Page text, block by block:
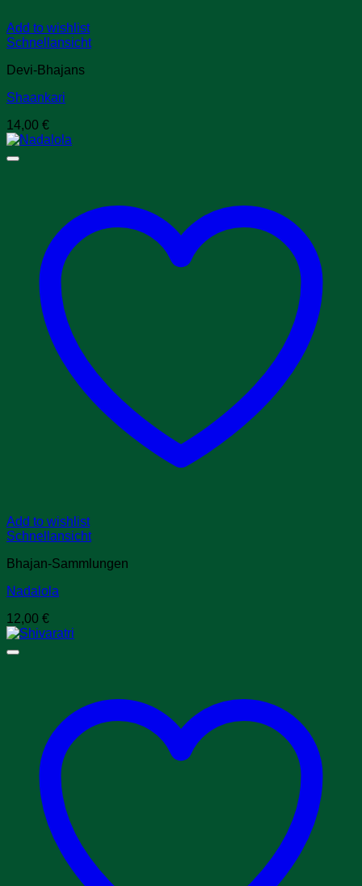
Add to wishlist
Schnellansicht
Devi-Bhajans
Shaankari
14,00 €
Add to wishlist
Schnellansicht
Bhajan-Sammlungen
Nadalola
12,00 €